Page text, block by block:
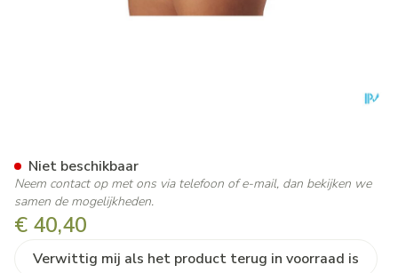
€ 40,40
Verwittig mij als het product terug in voorraad is
Niet beschikbaar
Neem contact op met ons via telefoon of e-mail, dan bekijken we
samen de mogelijkheden.